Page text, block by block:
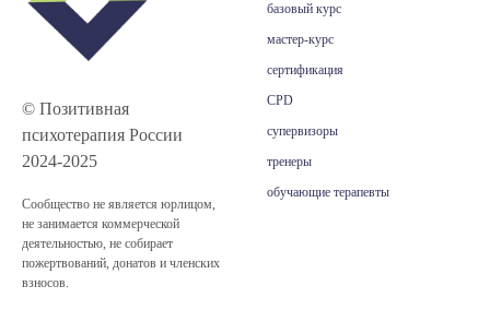
© Позитивная
психотерапия России
2024-2025
Сообщество не является юрлицом,
не занимается коммерческой
деятельностью, не собирает
пожертвований, донатов и членских
взносов.
базовый курс
мастер-курс
сертификация
CPD
супервизоры
тренеры
обучающие терапевты